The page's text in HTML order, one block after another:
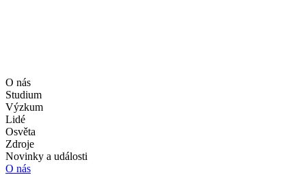
O nás
Studium
Výzkum
Lidé
Osvěta
Zdroje
Novinky a události
O nás